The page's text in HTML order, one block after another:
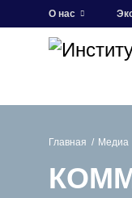
О нас
Главная Медиа